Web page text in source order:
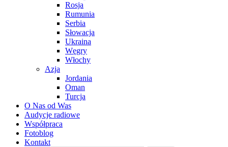
Rosja
Rumunia
Serbia
Słowacja
Ukraina
Węgry
Włochy
Azja
Jordania
Oman
Turcja
O Nas od Was
Audycje radiowe
Współpraca
Fotoblog
Kontakt